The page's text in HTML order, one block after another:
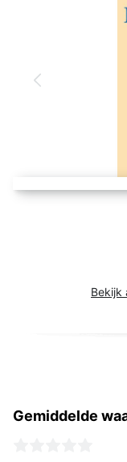
Bekijk
Gemiddelde